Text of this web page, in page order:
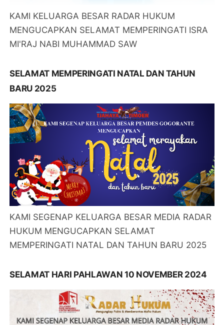
KAMI KELUARGA BESAR RADAR HUKUM
MENGUCAPKAN SELAMAT MEMPERINGATI ISRA
MI'RAJ NABI MUHAMMAD SAW
SELAMAT MEMPERINGATI NATAL DAN TAHUN
BARU 2025
KAMI SEGENAP KELUARGA BESAR MEDIA RADAR
HUKUM MENGUCAPKAN SELAMAT
MEMPERINGATI NATAL DAN TAHUN BARU 2025
SELAMAT HARI PAHLAWAN 10 NOVEMBER 2024